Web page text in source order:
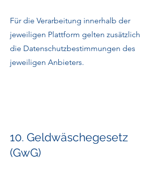
Für die Verarbeitung innerhalb der
jeweiligen Plattform gelten zusätzlich
die Datenschutzbestimmungen des
jeweiligen Anbieters.
10. Geldwäschegesetz
(GwG)